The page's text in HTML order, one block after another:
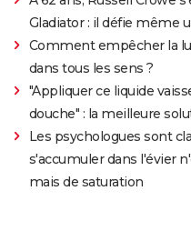
Gladiator : il défie même
Comment empêcher la
dans tous les sens ?
"Appliquer ce liquide
douche" : la meilleure
Les psychologues sont
s'accumuler dans l'évier
mais de saturation